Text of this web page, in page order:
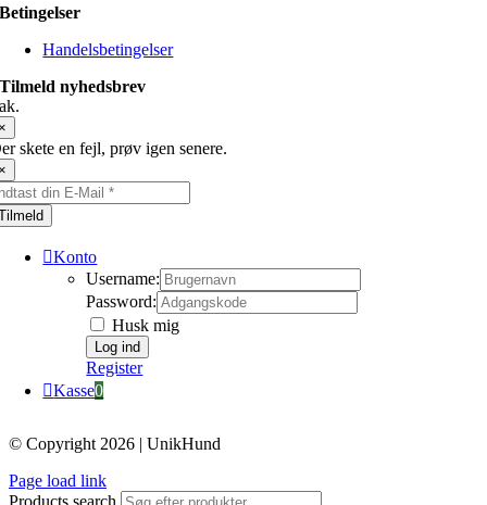
Betingelser
Handelsbetingelser
Tilmeld nyhedsbrev
skete en fejl, prøv igen senere.
Konto
Username:
Password:
Husk mig
Register
Kasse0
© Copyright 2026 | UnikHund
Page load link
Products search